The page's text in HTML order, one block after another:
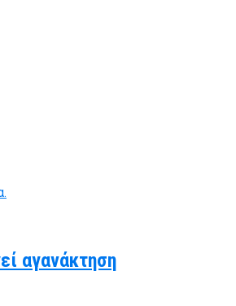
αγανάκτηση